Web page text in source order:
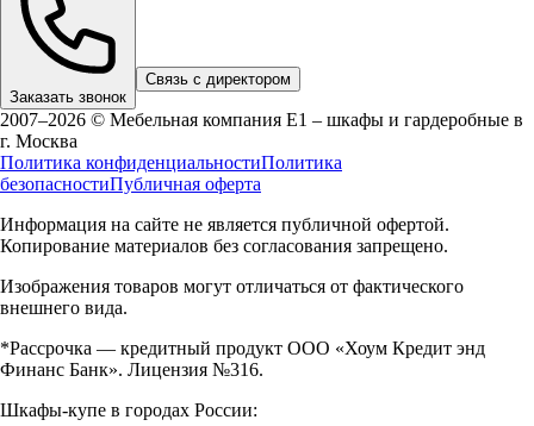
Заказать звонок
Связь с директором
2007–2026 © Мебельная компания Е1 – шкафы и гардеробные в
г. Москва
Политика конфиденциальностиПолитика
безопасностиПубличная оферта
Информация на сайте не является публичной офертой.
Копирование материалов без согласования запрещено.
Изображения товаров могут отличаться от фактического
внешнего вида.
*Рассрочка — кредитный продукт ООО «Хоум Кредит энд
Финанс Банк». Лицензия №316.
Шкафы-купе в городах России: